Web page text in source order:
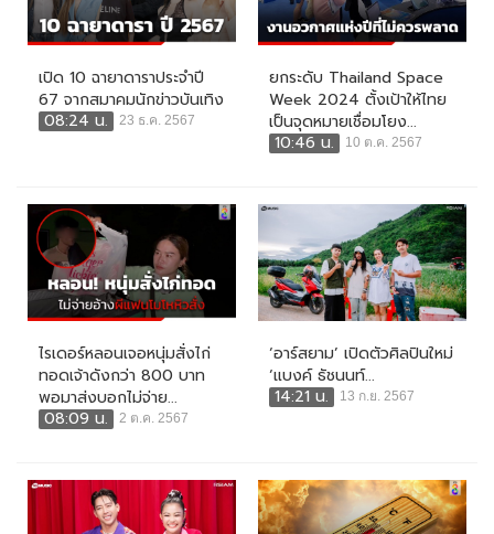
เปิด 10 ฉายาดาราประจำปี
67 จากสมาคมนักข่าวบันเทิง
08:24 น.
23 ธ.ค. 2567
ยกระดับ Thailand Space
Week 2024 ตั้งเป้าให้ไทย
เป็นจุดหมายเชื่อมโยง...
10:46 น.
10 ต.ค. 2567
ไรเดอร์หลอนเจอหนุ่มสั่งไก่
ทอดเจ้าดังกว่า 800 บาท
พอมาส่งบอกไม่จ่าย...
08:09 น.
2 ต.ค. 2567
‘อาร์สยาม’ เปิดตัวศิลปินใหม่
‘แบงค์ ธัชนนท์...
14:21 น.
13 ก.ย. 2567